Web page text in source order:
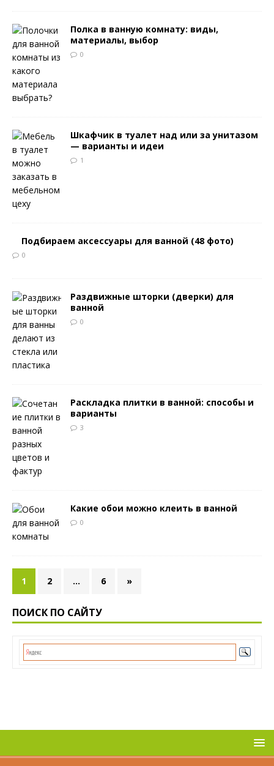
Полка в ванную комнату: виды,
материалы, выбор
0
Шкафчик в туалет над или за унитазом
— варианты и идеи
1
Подбираем аксессуары для ванной (48 фото)
0
Раздвижные шторки (дверки) для
ванной
0
Раскладка плитки в ванной: способы и
варианты
3
Какие обои можно клеить в ванной
0
1 2 … 6 »
ПОИСК ПО САЙТУ